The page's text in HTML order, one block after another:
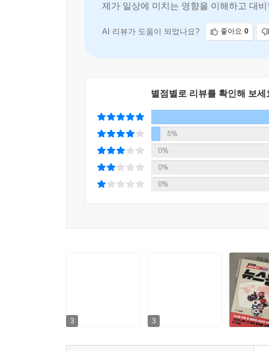
제가 일상에 미치는 영향을 이해하고 대
AI 리뷰가 도움이 되었나요? 좋아요 0
별점별로 리뷰를 확인해 보세
5%
0%
0%
0%
3 3